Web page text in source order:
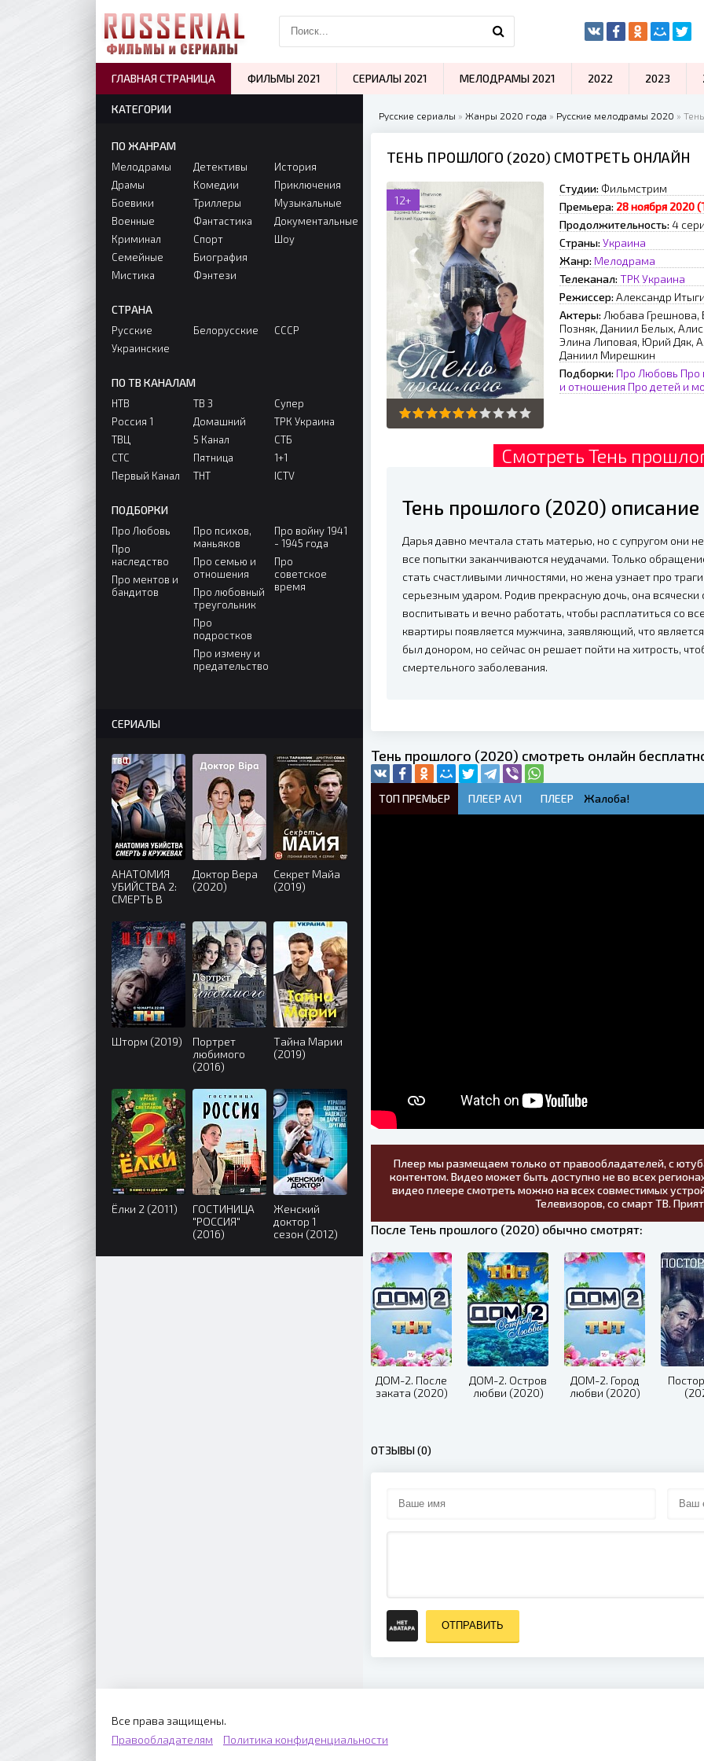
Русские сериалы » Жанры 2020 года » Русские мелодрамы 2020 »
ТЕНЬ ПРОШЛОГО (2020) СМОТРЕТЬ ОНЛАЙН
12+
Студии: Фильмстрим
Премьера: 28 ноября 2020
Продолжительность: 4
Страны: Украина
Жанр: Мелодрама
Телеканал: ТРК Украина
Режиссер: Александр
Актеры: Любава Грешнова,
Позняк, Даниил Белых,
Элина Липовая, Юрий Дяк,
Даниил Мирешкин
Подборки: Про Любовь Про
и отношения Про детей и
Смотреть Тень
Тень прошлого (2020)
Дарья давно мечтала стать матерью, но с супругом они
все попытки заканчиваются неудачами. Только
стать счастливыми личностями, но жена узнает про
серьезным ударом. Родив прекрасную дочь, она всячески
воспитывать и вечно работать, чтобы расплатиться со
квартиры появляется мужчина, заявляющий, что
был донором, но сейчас он решает пойти на хитрость,
смертельного заболевания.
Тень прошлого (2020) смотреть онлайн
ТОП ПРЕМЬЕР ПЛЕЕР AV1 ПЛЕЕР Жалоба!
Плеер мы размещаем только от правообладателей, с
контентом. Видео может быть доступно не во всех
видео плеере смотреть можно на всех совместимых
Телевизоров, со смарт ТВ.
После Тень прошлого (2020) обычно смотрят:
ДОМ-2. После
заката (2020)
ДОМ-2. Остров
любви (2020)
ДОМ-2. Город
любви (2020)
ОТЗЫВЫ (0)
ОТПРАВИТЬ
КАТЕГОРИИ
ПО ЖАНРАМ
Мелодрамы
Драмы
Боевики
Военные
Криминал
Семейные
Мистика
Детективы
Комедии
Триллеры
Фантастика
Спорт
Биография
Фэнтези
История
Приключения
Музыкальные
Документальные
Шоу
СТРАНА
Русские
Украинские
Белорусские СССР
ПО ТВ КАНАЛАМ
НТВ
Россия 1
ТВЦ
СТС
Первый Канал
ТВ 3
Домашний
5 Канал
Пятница
ТНТ
Супер
ТРК Украина
СТБ
1+1
ICTV
ПОДБОРКИ
Про Любовь
Про
наследство
Про ментов и
бандитов
Про психов,
маньяков
Про семью и
отношения
Про любовный
треугольник
Про
подростков
Про измену и
предательство
Про войну 1941
- 1945 года
Про
советское
время
СЕРИАЛЫ
АНАТОМИЯ
УБИЙСТВА 2:
СМЕРТЬ В
(2019)
Доктор Вера
(2020)
Секрет Майа
(2019)
Шторм (2019)
Портрет
любимого
(2016)
Тайна Марии
(2019)
Ёлки 2 (2011)
ГОСТИНИЦА
"РОССИЯ"
(2016)
Женский
доктор 1
сезон (2012)
ГЛАВНАЯ СТРАНИЦА ФИЛЬМЫ 2021 СЕРИАЛЫ 2021 МЕЛОДРАМЫ 2021 2022 2023
Все права защищены.
Правообладателям
Политика конфиденциальности